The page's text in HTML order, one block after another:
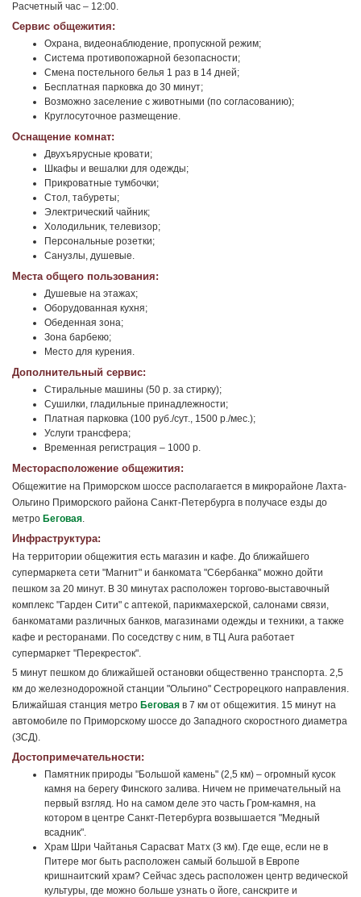
Расчетный час – 12:00.
Сервис общежития:
Охрана, видеонаблюдение, пропускной режим;
Система противопожарной безопасности;
Смена постельного белья 1 раз в 14 дней;
Бесплатная парковка до 30 минут;
Возможно заселение с животными (по согласованию);
Круглосуточное размещение.
Оснащение комнат:
Двухъярусные кровати;
Шкафы и вешалки для одежды;
Прикроватные тумбочки;
Стол, табуреты;
Электрический чайник;
Холодильник, телевизор;
Персональные розетки;
Санузлы, душевые.
Места общего пользования:
Душевые на этажах;
Оборудованная кухня;
Обеденная зона;
Зона барбекю;
Место для курения.
Дополнительный сервис:
Стиральные машины (50 р. за стирку);
Сушилки, гладильные принадлежности;
Платная парковка (100 руб./сут., 1500 р./мес.);
Услуги трансфера;
Временная регистрация – 1000 р.
Месторасположение общежития:
Общежитие на Приморском шоссе располагается в микрорайоне Лахта-
Ольгино Приморского района Санкт-Петербурга в получасе езды до
метро Беговая.
Инфраструктура:
На территории общежития есть магазин и кафе. До ближайшего
супермаркета сети "Магнит" и банкомата "Сбербанка" можно дойти
пешком за 20 минут. В 30 минутах расположен торгово-выставочный
комплекс "Гарден Сити" с аптекой, парикмахерской, салонами связи,
банкоматами различных банков, магазинами одежды и техники, а также
кафе и ресторанами. По соседству с ним, в ТЦ Aura работает
супермаркет "Перекресток".
5 минут пешком до ближайшей остановки общественно транспорта. 2,5
км до железнодорожной станции "Ольгино" Сестрорецкого направления.
Ближайшая станция метро Беговая в 7 км от общежития. 15 минут на
автомобиле по Приморскому шоссе до Западного скоростного диаметра
(ЗСД).
Достопримечательности:
Памятник природы "Большой камень" (2,5 км) – огромный кусок
камня на берегу Финского залива. Ничем не примечательный на
первый взгляд. Но на самом деле это часть Гром-камня, на
котором в центре Санкт-Петербурга возвышается "Медный
всадник".
Храм Шри Чайтанья Сарасват Матх (3 км). Где еще, если не в
Питере мог быть расположен самый большой в Европе
кришнаитский храм? Сейчас здесь расположен центр ведической
культуры, где можно больше узнать о йоге, санскрите и